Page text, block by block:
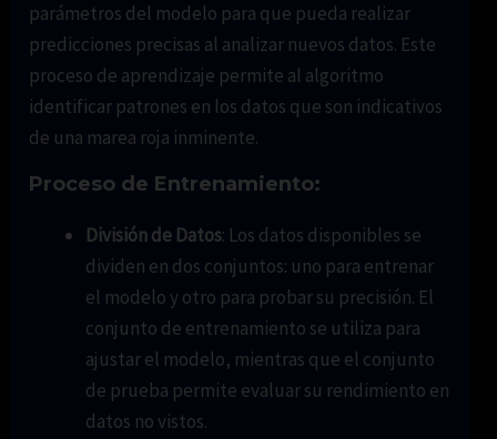
parámetros del modelo para que pueda realizar
predicciones precisas al analizar nuevos datos. Este
proceso de aprendizaje permite al algoritmo
identificar patrones en los datos que son indicativos
de una marea roja inminente.
Proceso de Entrenamiento:
División de Datos: Los datos disponibles se
dividen en dos conjuntos: uno para entrenar
el modelo y otro para probar su precisión. El
conjunto de entrenamiento se utiliza para
ajustar el modelo, mientras que el conjunto
de prueba permite evaluar su rendimiento en
datos no vistos.